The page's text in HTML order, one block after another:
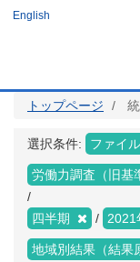
ツ
English
トップページ
選択条件: ファイル
労働力調査（旧基
四半期 2021
地域別結果（結果